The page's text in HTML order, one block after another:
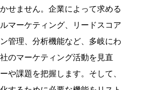
せません。企業によって求める
マーケティング、リードスコア
管理、分析機能など、多岐にわ
のマーケティング活動を見直
や課題を把握します。そして、